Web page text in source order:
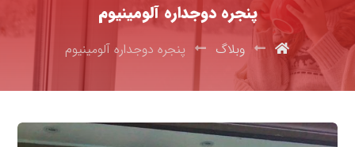
پنجره دوجداره آلومینیوم
وبلاگ پنجره دوجداره آلومینیوم